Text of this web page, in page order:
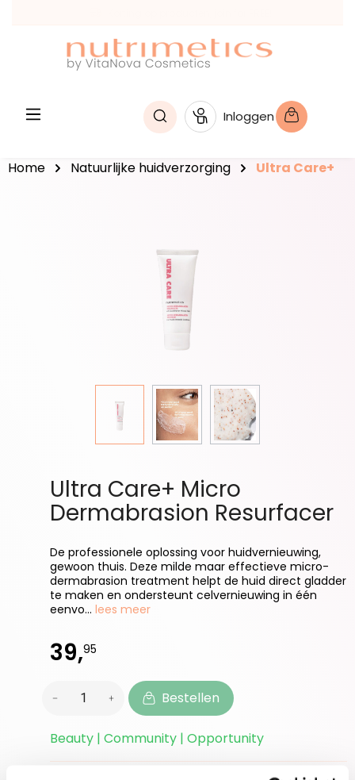
Inloggen
Home Natuurlijke huidverzorging Ultra Care+
Ultra Care+ Micro
Dermabrasion Resurfacer
De professionele oplossing voor huidvernieuwing,
gewoon thuis. Deze milde maar effectieve micro-
dermabrasion treatment helpt de huid direct gladder
te maken en ondersteunt celvernieuwing in één
eenvo... lees meer
39,95
Bestellen
Beauty | Community | Opportunity